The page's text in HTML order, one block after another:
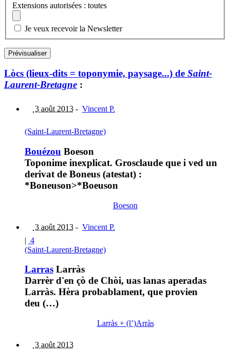
Extensions autorisées : toutes
Je veux recevoir la Newsletter
Lòcs (lieux-dits = toponymie, paysage...) de Saint-
Laurent-Bretagne :
3 août 2013 - Vincent P.
(Saint-Laurent-Bretagne)
Bouézou Boeson
Toponime inexplicat. Grosclaude que i ved un
derivat de Boneus (atestat) :
*Boneuson>*Boeuson
Boeson
3 août 2013 - Vincent P.
| 4
(Saint-Laurent-Bretagne)
Larras Larràs
Darrèr d'en çò de Chòi, uas lanas aperadas
Larràs. Hèra probablament, que provien
deu (…)
Larràs + (l’)Arràs
3 août 2013